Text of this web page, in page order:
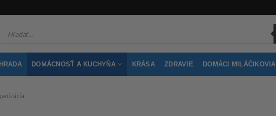
search
DOMÁCNOSŤ A KUCHYŇA KRÁSA ZDRAVIE DOMÁCI MILÁČIKOVIA